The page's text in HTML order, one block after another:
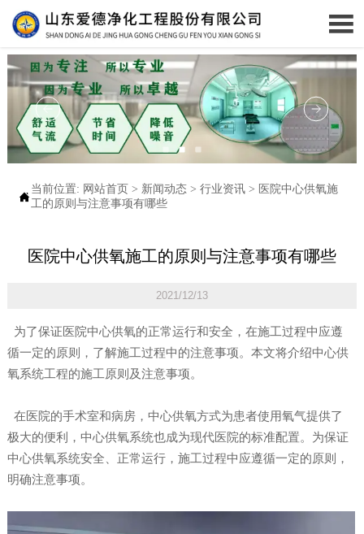


当前位置: 网站首页 > 新闻动态> 行业资讯> 医院中心供氧施
工的原则与注意事项有哪些
医院中心供氧施工的原则与注意事项有哪些
2021/12/13
为了保证医院中心供氧的正常运行和安全，在施工过程中应遵
循一定的原则，了解施工过程中的注意事项。本文将介绍中心供
氧系统工程的施工原则及注意事项。
在医院的手术室和病房，中心供氧方式为患者使用氧气提供了
极大的便利，中心供氧系统也成为现代医院的标准配置。为保证
中心供氧系统安全、正常运行，施工过程中应遵循一定的原则，
明确注意事项。